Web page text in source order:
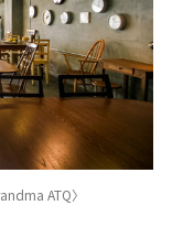
ATQ〉